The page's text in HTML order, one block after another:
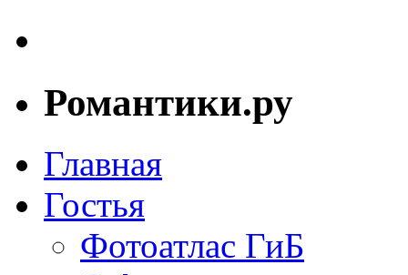
Романтики.ру
Главная
Гостья
Фотоатлас ГиБ